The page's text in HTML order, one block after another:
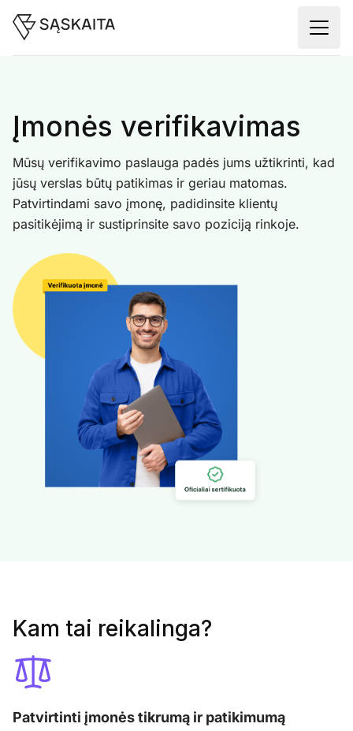
Įmonės verifikavimas
Mūsų verifikavimo paslauga padės jums užtikrinti, kad
jūsų verslas būtų patikimas ir geriau matomas.
Patvirtindami savo įmonę, padidinsite klientų
pasitikėjimą ir sustiprinsite savo poziciją rinkoje.
Kam tai reikalinga?
Patvirtinti įmonės tikrumą ir patikimumą